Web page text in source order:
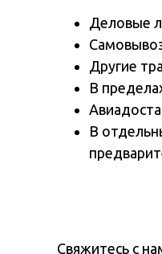
Деловые
Другие
В
В
Свяжитесь с